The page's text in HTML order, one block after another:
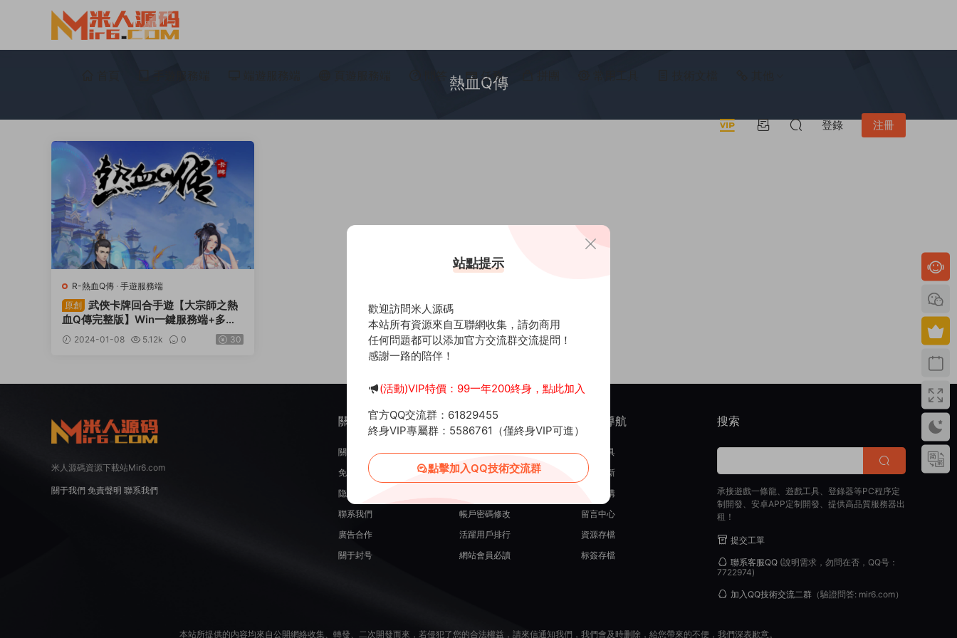
任務
登錄 注冊
熱血Q傳
R-熱血Q傳 · 手遊服務端
原創
武俠卡牌回合手遊【大宗師之熱
血Q傳完整版】Win一鍵服務端+多區
跨服+管理後台+GM授權後台+清郵件
清包+安卓蘋果雙端+視頻架設教程
2024-01-08 5.12k 0 30
米人源碼資源下載站Mir6.com
關于我們 免責聲明 聯系我們
關于我們
關于我們
免責申明
隐私政策
聯系我們
廣告合作
關于封号
服務支持
在線開通會員
源碼投稿發布
帳戶密碼修改
活躍用戶排行
網站會員必讀
熱門導航
常用工具
最近更新
源碼團購
留言中心
資源存檔
标簽存檔
搜索
承接遊戲一條龍、遊戲工具、登錄器等PC程序定
制開發、安卓APP定制開發、提供高品質服務器出
租！
提交工單
聯系客服QQ(說明需求，勿問在否，QQ号：
7722974)
加入QQ技術交流二群（驗證問答: mir6.com）
本站所提供的内容均來自公開網絡收集、轉發、二次開發而來，若侵犯了您的合法權益，請來信通知我們，我們會及時删除，給您帶來的不便，我們深表歉意。
站點提示
歡迎訪問米人源碼
本站所有資源來自互聯網收集，請勿商用
任何問題都可以添加官方交流群交流提問！
感謝一路的陪伴！
(活動)VIP特價：99一年200終身，點此加入
官方QQ交流群：61829455
終身VIP專屬群：5586761（僅終身VIP可進）
點擊加入QQ技術交流群